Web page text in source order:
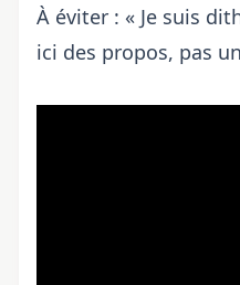
À éviter : « Je suis
ici des propos, pas